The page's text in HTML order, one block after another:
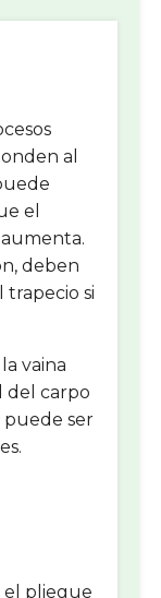
al
el
deben
trapecio si
vaina
del carpo
puede ser
el pliegue